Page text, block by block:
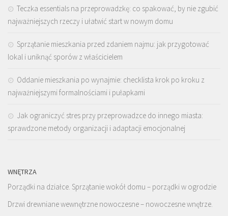
Teczka essentials na przeprowadzkę: co spakować, by nie zgubić
najważniejszych rzeczy i ułatwić start w nowym domu
Sprzątanie mieszkania przed zdaniem najmu: jak przygotować
lokal i uniknąć sporów z właścicielem
Oddanie mieszkania po wynajmie: checklista krok po kroku z
najważniejszymi formalnościami i pułapkami
Jak ograniczyć stres przy przeprowadzce do innego miasta:
sprawdzone metody organizacji i adaptacji emocjonalnej
WNĘTRZA
Porządki na działce. Sprzątanie wokół domu – porządki w ogrodzie
Drzwi drewniane wewnętrzne nowoczesne – nowoczesne wnętrze.